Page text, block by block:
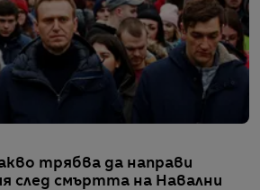
трябва да направи
след смъртта на Навални